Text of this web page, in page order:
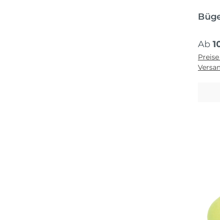
Ab